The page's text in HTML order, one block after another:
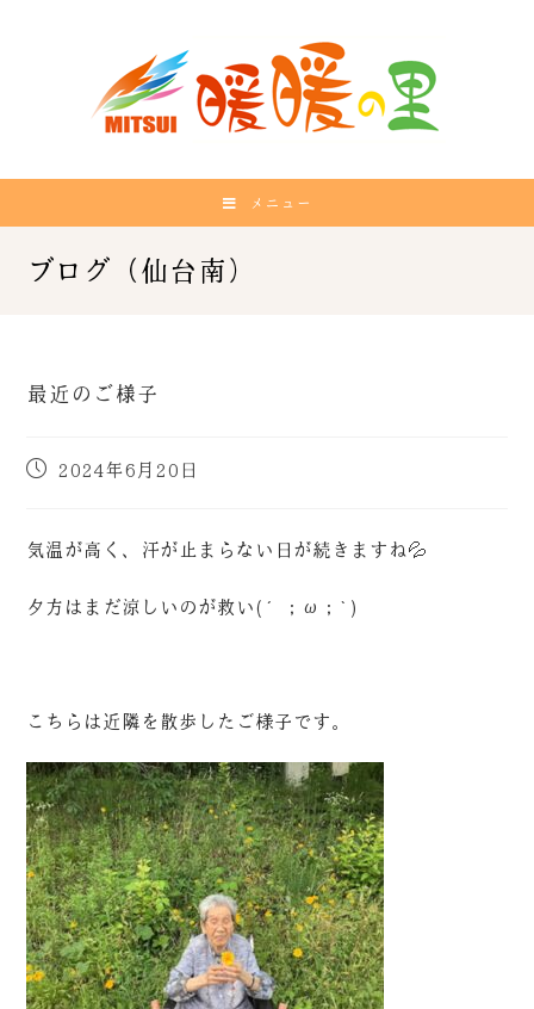
メニュー
最近のご様子
2024年6月20日
気温が高く、汗が止まらない日が続きますね💦
夕方はまだ涼しいのが救い(´；ω；`)
こちらは近隣を散歩したご様子です。